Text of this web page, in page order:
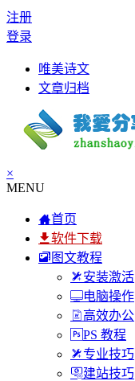
注册
登录
唯美诗文
文章归档
×
MENU
首页
软件下载
图文教程
安装激活
电脑操作
高效办公
PS 教程
专业技巧
建站技巧